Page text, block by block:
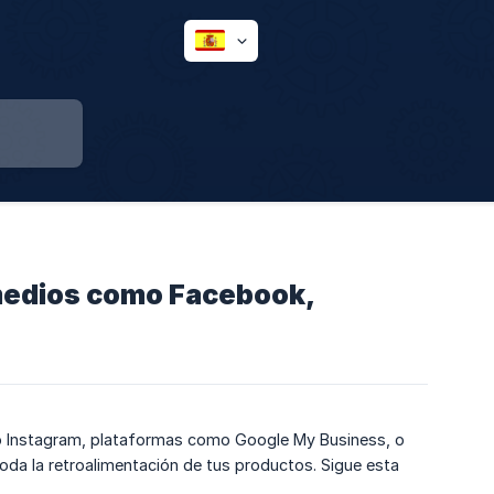
como Facebook,
plataformas como Google My Business, o
la retroalimentación de tus productos. Sigue esta